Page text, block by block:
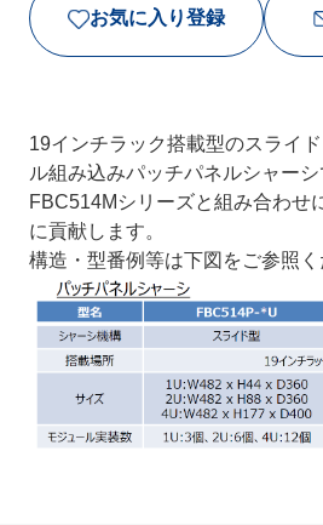
お気に入り登録
19インチラック搭載型のスライ
ル組み込みパッチパネルシャーシ
FBC514Mシリーズと組み合わせ
に貢献します。
構造・型番例等は下図をご参照く